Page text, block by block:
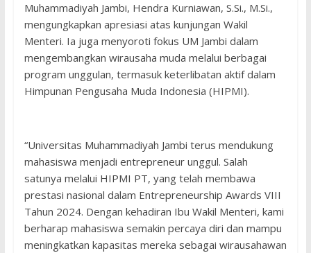
Muhammadiyah Jambi, Hendra Kurniawan, S.Si., M.Si.,
mengungkapkan apresiasi atas kunjungan Wakil
Menteri. Ia juga menyoroti fokus UM Jambi dalam
mengembangkan wirausaha muda melalui berbagai
program unggulan, termasuk keterlibatan aktif dalam
Himpunan Pengusaha Muda Indonesia (HIPMI).
“Universitas Muhammadiyah Jambi terus mendukung
mahasiswa menjadi entrepreneur unggul. Salah
satunya melalui HIPMI PT, yang telah membawa
prestasi nasional dalam Entrepreneurship Awards VIII
Tahun 2024. Dengan kehadiran Ibu Wakil Menteri, kami
berharap mahasiswa semakin percaya diri dan mampu
meningkatkan kapasitas mereka sebagai wirausahawan